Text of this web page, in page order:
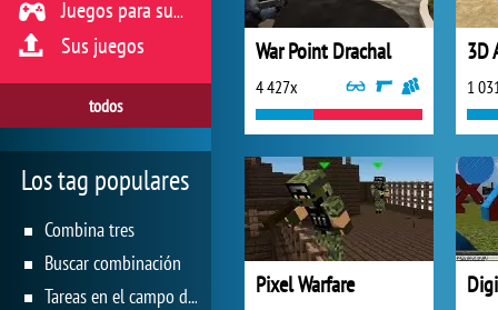
War Point Drachal
4 427x
3D
1
Pixel Warfare
Juegos para sus reflejos
Sus juegos
todos
Los tag populares
Combina tres
Buscar combinación
Tareas en el campo de juego